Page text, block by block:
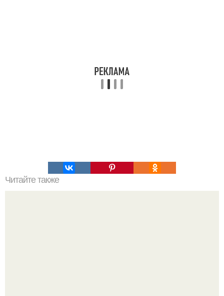
Читайте также